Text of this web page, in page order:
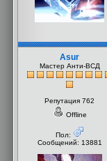
Asur
Мастер Анти-ВСД
Репутация 762
Offline
Пол:
Сообщений: 13881